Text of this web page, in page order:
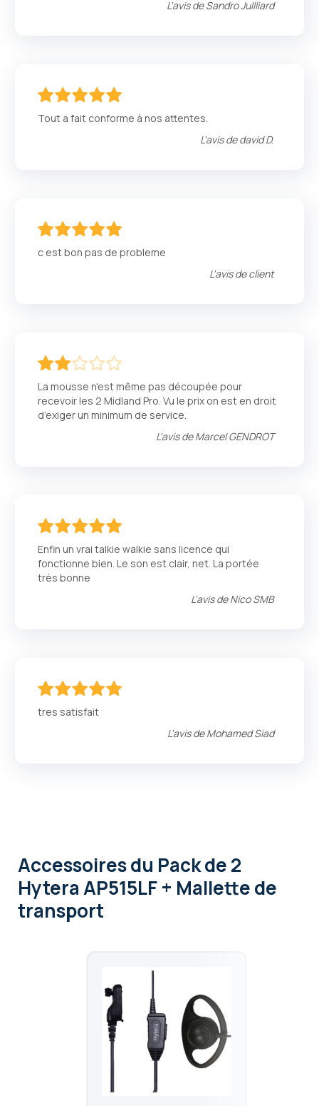
L'avis deSandro Jullliard
Tout a fait conforme à nos attentes.
L'avis dedavid D.
c est bon pas de probleme
L'avis declient
La mousse n'est même pas découpée pour
recevoir les 2 Midland Pro. Vu le prix on est en droit
d’exiger un minimum de service.
L'avis deMarcel GENDROT
Enfin un vrai talkie walkie sans licence qui
fonctionne bien. Le son est clair, net. La portée
très bonne
L'avis deNico SMB
tres satisfait
L'avis deMohamed Siad
Accessoiresdu Pack de 2
Hytera AP515LF + Mallette de
transport